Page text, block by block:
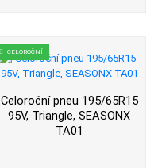
CELOROČNÍ
Celoroční pneu 195/65R15
95V, Triangle, SEASONX
TA01